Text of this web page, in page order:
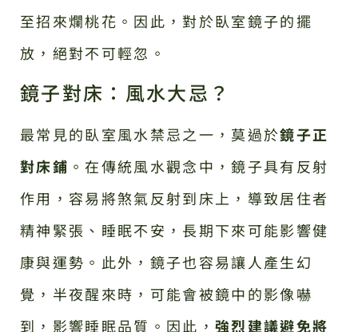
至招來爛桃花。因此，對於臥室鏡子的擺
放，絕對不可輕忽。
鏡子對床：風水大忌？
最常見的臥室風水禁忌之一，莫過於鏡子正
對床鋪 。在傳統風水觀念中，鏡子具有反射
作用，容易將煞氣反射到床上，導致居住者
精神緊張、睡眠不安，長期下來可能影響健
康與運勢。此外，鏡子也容易讓人產生幻
覺，半夜醒來時，可能會被鏡中的影像嚇
到，影響睡眠品質。因此，強烈建議避免將